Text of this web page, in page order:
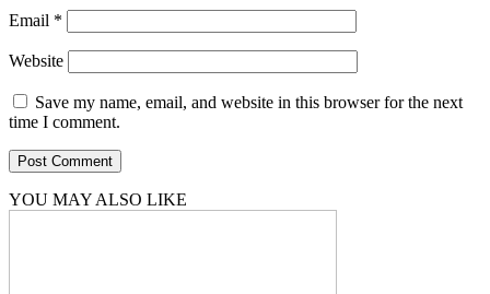
Email *
Website
Save my name, email, and website in this browser for the next
time I comment.
YOU MAY ALSO LIKE